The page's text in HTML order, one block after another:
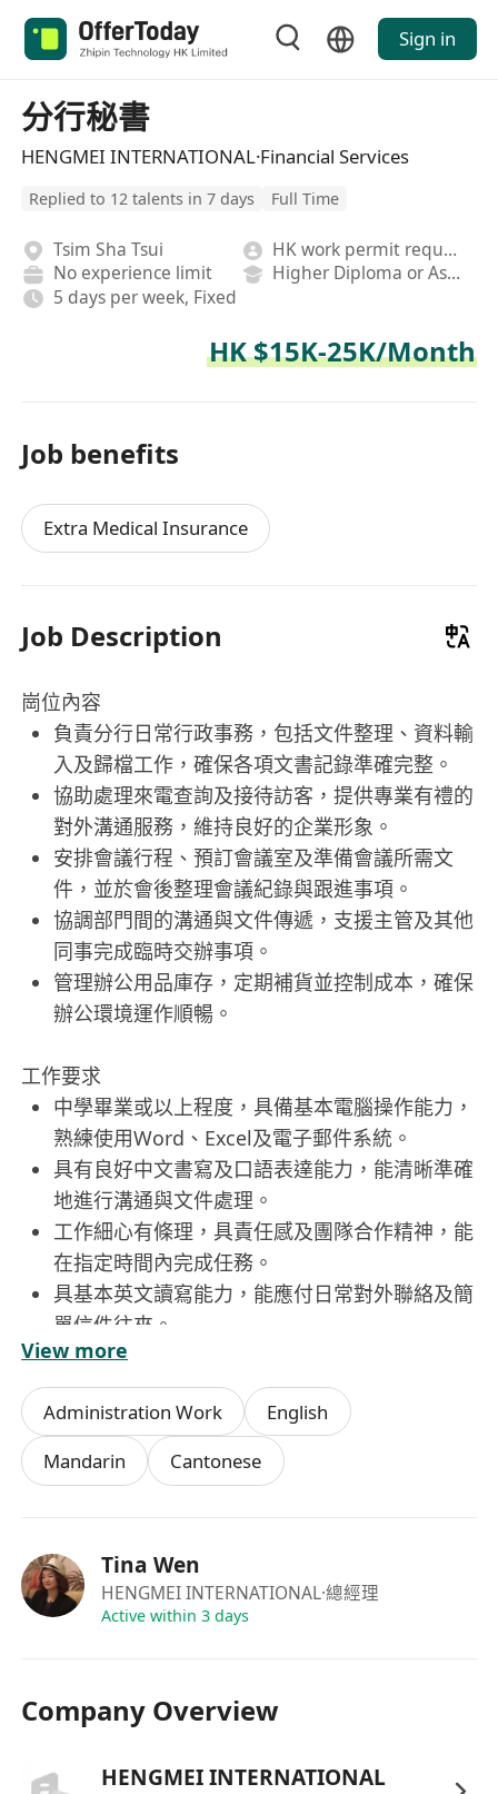
Sign in
分行秘書
HENGMEI INTERNATIONAL·Financial Services
Replied to 12 talents in 7 days Full Time
Tsim Sha Tsui
HK work permit required
No experience limit
Higher Diploma or Associate Degree
5 days per week, Fixed
HK $15K-25K/Month
Job benefits
Extra Medical Insurance
Job Description
崗位內容
負責分行日常行政事務，包括文件整理、資料輸
入及歸檔工作，確保各項文書記錄準確完整。
協助處理來電查詢及接待訪客，提供專業有禮的
對外溝通服務，維持良好的企業形象。
安排會議行程、預訂會議室及準備會議所需文
件，並於會後整理會議紀錄與跟進事項。
協調部門間的溝通與文件傳遞，支援主管及其他
同事完成臨時交辦事項。
管理辦公用品庫存，定期補貨並控制成本，確保
辦公環境運作順暢。
工作要求
中學畢業或以上程度，具備基本電腦操作能力，
熟練使用Word、Excel及電子郵件系統。
具有良好中文書寫及口語表達能力，能清晰準確
地進行溝通與文件處理。
工作細心有條理，具責任感及團隊合作精神，能
在指定時間內完成任務。
具基本英文讀寫能力，能應付日常對外聯絡及簡
單信件往來。
有相關祕書或行政工作經驗者優先考慮，歡迎應
屆畢業生申請。
福利
提供具競爭力的薪酬待遇，並根據個人表現享有
產假等合規假期安排。
公司為員工投保僱員補償保險及提供醫療保障計
良好工作氛圍，重視員工意見與工作生活平衡，
View more
Administration Work
English
Mandarin
Cantonese
Tina Wen
HENGMEI INTERNATIONAL·總經理
Active within 3 days
Company Overview
HENGMEI INTERNATIONAL